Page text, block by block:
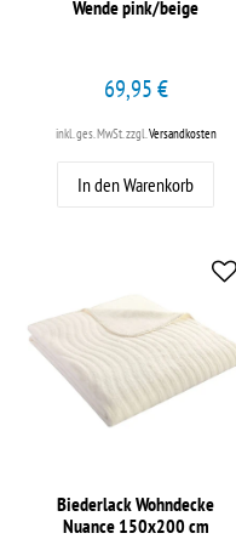
Wende pink/beige
69,95 €
inkl. ges. MwSt.zzgl.Versandkosten
In den Warenkorb
Biederlack Wohndecke
Nuance 150x200 cm